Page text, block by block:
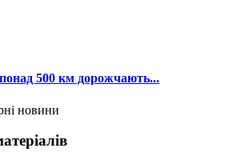
500 км дорожчають...
новини